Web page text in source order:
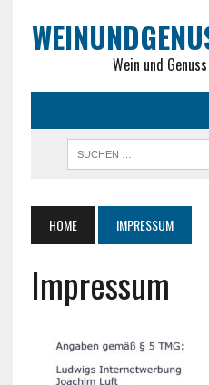
Wein und
HOME IMPRESSUM
Impressum